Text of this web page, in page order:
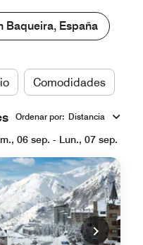
Baqueira, España
Comodidades
Ordenar por: Distancia
06 sep. - Lun., 07 sep.